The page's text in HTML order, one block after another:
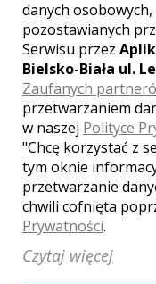
Bydgoszcz
Grudziądz
Świecie
Żnin
Koronowo
Tuchola
danych
pozostawianych
Serwisu przez
Bielsko-Biała ul.
Zaufanych
przetwarzaniem
w naszej Polityce
"Chcę korzystać z
tym oknie
przetwarzanie
chwili cofnięta
Prywatności.
Czytaj więcej